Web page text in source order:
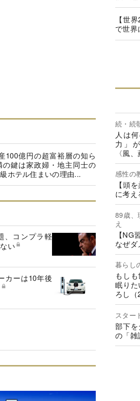
100億円の超富裕層の知ら
鍵は家政婦・地主同士の
ホテル住まいの理由...
、コンプラ軽
い
カーは10年後
【世
で世界
続・続
人は
力」
〈風
感性の
【頭
に考え
89歳、
え
【NG
なぜダ
暮らし
もし
眠り
ろし（
スター
部下
の「雑